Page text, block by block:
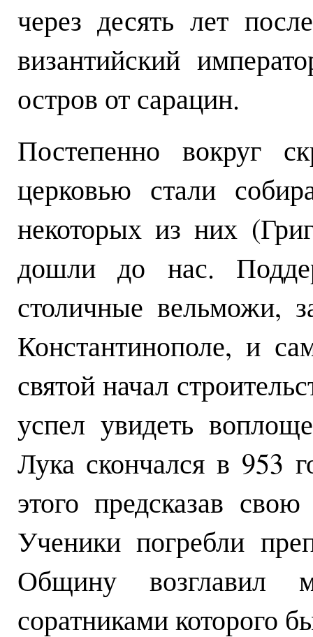
через десять лет
византийский
остров от сарацин.
Постепенно вокруг
церковью стали
некоторых из них
дошли до нас.
столичные вельможи,
Константинополе, и
святой начал
успел увидеть
Лука скончался в 953
этого предсказав
Ученики погребли
Общину возглавил
соратниками которого